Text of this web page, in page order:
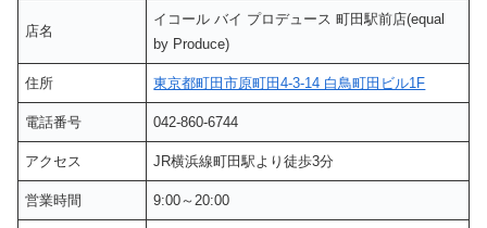
店名
イコール バイ プロデュース 町田駅前店(equal
by Produce)
住所 東京都町田市原町田4-3-14 白鳥町田ビル1F
電話番号 042-860-6744
アクセス JR横浜線町田駅より徒歩3分
営業時間 9:00～20:00